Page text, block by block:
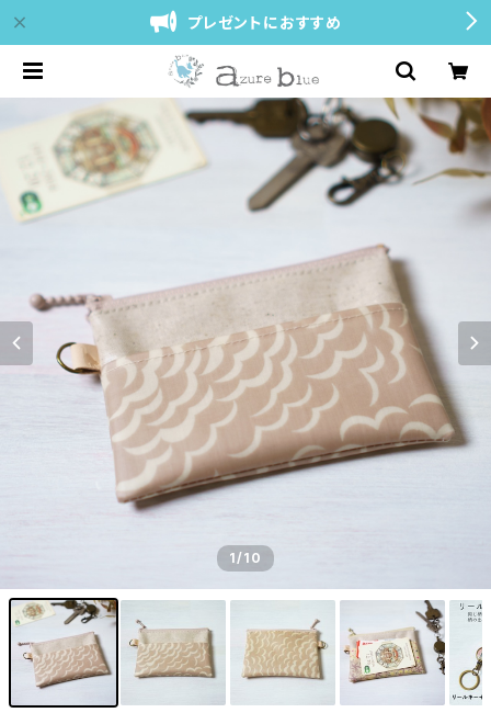
プレゼントにおすすめ
1/10